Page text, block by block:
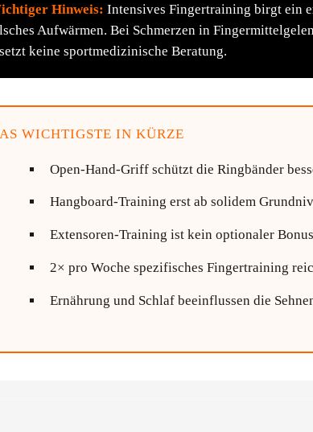
Hinweis: Intensives Fingertraining birgt ein
Aufwärmen. Bei Schmerzen in
keine sportmedizinische Beratung.
WICHTIGSTE IN KÜRZE
Open-Hand-Griff schützt die Ringbänder
Hangboard-Training erst ab solidem
Extensoren-Training ist kein optionaler
2× pro Woche spezifisches Fingertraining
Ernährung und Schlaf beeinflussen die